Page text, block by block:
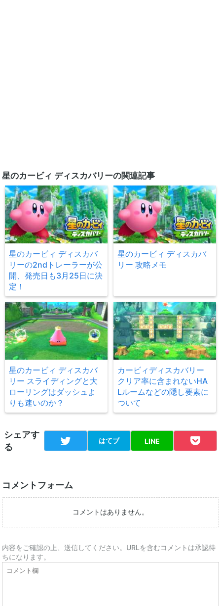
星のカービィ ディスカバリーの関連記事
星のカービィ ディスカバ
リーの2ndトレーラーが公
開、発売日も3月25日に決
定！
星のカービィ ディスカバ
リー 攻略メモ
星のカービィ ディスカバ
リー スライディングと大
ローリングはダッシュよ
りも速いのか？
カービィディスカバリー
クリア率に含まれないHA
Lルームなどの隠し要素に
ついて
シェアす
る
はてブ LINE
コメントフォーム
コメントはありません。
内容をご確認の上、送信してください。URLを含むコメントは承認待
ちになります。